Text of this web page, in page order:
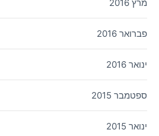
מרץ 2016
פברואר 2016
ינואר 2016
ספטמבר 2015
ינואר 2015